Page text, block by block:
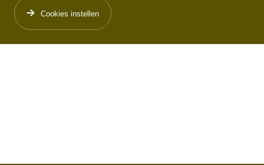
Cookies instellen